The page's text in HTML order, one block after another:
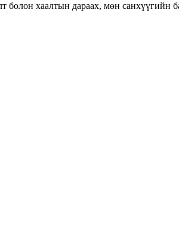
болон хаалтын дараах, мөн санхүүгийн